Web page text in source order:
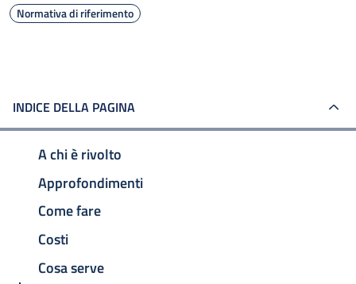
Normativa di riferimento
INDICE DELLA PAGINA
A chi è rivolto
Approfondimenti
Come fare
Costi
Cosa serve